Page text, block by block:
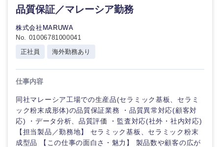
品質保証／マレーシア勤務
株式会社MARUWA
No. 01006781000041
正社員
海外勤務あり
仕事内容
同社マレーシア工場での生産品(セラミック基板、セラミ
ック粉末成形体)の品質保証業務 ・品質異常対応(顧客対
応) ・データ分析、品質評価 ・監査対応(社外・社内対応)
【担当製品／勤務地】 セラミック基板、セラミック粉末
成型品 【この仕事の面白さ・魅力】 製品数や顧客の広が